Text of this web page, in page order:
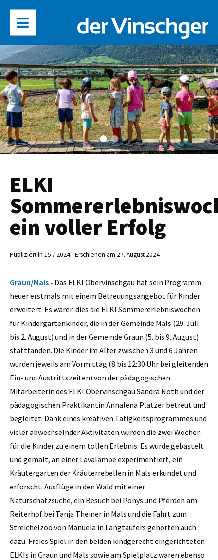
ELKI
ein voller Erfolg
Publiziert in 15 / 2024 - Erschienen am 27. August 2024
Graun/Mals - Das ELKI Obervinschgau hat sein Programm
heuer erstmals mit einem Betreuungsangebot für Kinder
erweitert. Es waren dies die ELKI Sommererlebniswochen
für Kindergartenkinder, die in der Gemeinde Mals (29. Juli
bis 2. August) und in der Gemeinde Graun (5. bis 9. August)
stattfanden. Die Kinder im Alter zwischen 3 und 6 Jahren
wurden jeweils am Vormittag (8 bis 12:30 Uhr bei gleitenden
Ein- und Austrittszeiten) von der pädagogischen
Mitarbeiterin des ELKI Obervinschgau Sandra Nöth und der
pädagogischen Praktikantin Annalena Platzer betreut und
begleitet. Dank eines kreativen Tätigkeitsprogrammes und
vieler abwechselnder Aktivitäten wurden die zwei Wochen
für die Kinder zu einem tollen Erlebnis. Es wurde gebastelt
und gemalt, an einer Lavalampe experimentiert, ein
Kräutergarten der Kräuterrebellen in Mals erkundet und
erforscht. Ausflüge in den Wald mit einer
Naturschatzsuche, ein Besuch bei Ponys und Pferden am
Reiterhof bei Tanja Theiner in Mals und die Fahrt zum
Streichelzoo von Manuela in Langtaufers gehörten auch
dazu. Freies Spiel in den beiden kindgerecht eingerichteten
ELKIs in Graun und Mals sowie am Spielplatz waren ebenso